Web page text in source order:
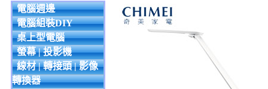
電腦週邊
電腦組裝DIY
桌上型電腦
螢幕 | 投影機
線材 | 轉接頭 | 影像
轉換器